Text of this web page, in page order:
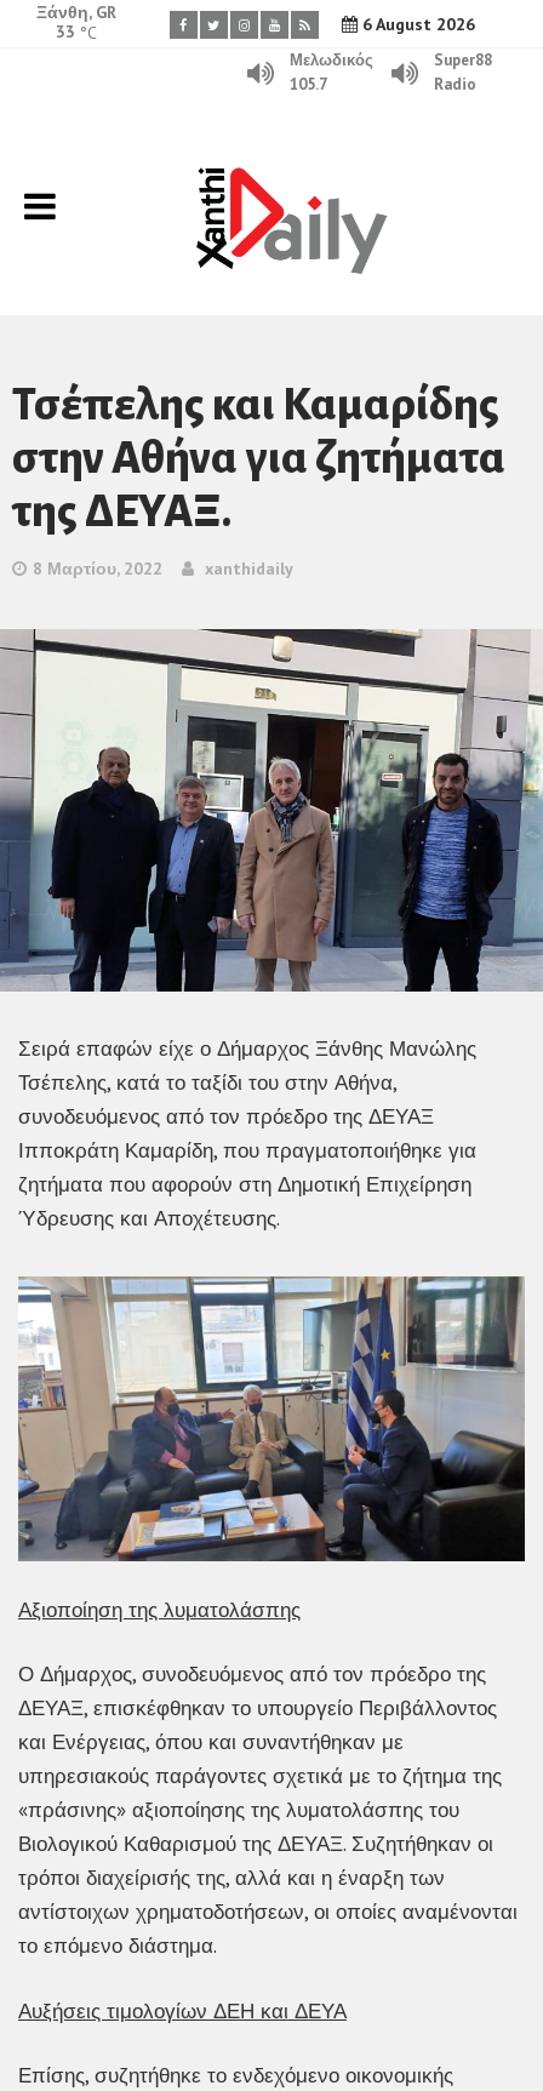
6 August 2026
Ξάνθη, GR
33 °C
Μελωδικός
105.7
Super88
Radio
Τσέπελης και Καμαρίδης
στην Αθήνα για ζητήματα
της ΔΕΥΑΞ.
8 Μαρτίου, 2022 xanthidaily
Σειρά επαφών είχε ο Δήμαρχος Ξάνθης Μανώλης
Τσέπελης, κατά το ταξίδι του στην Αθήνα,
συνοδευόμενος από τον πρόεδρο της ΔΕΥΑΞ
Ιπποκράτη Καμαρίδη, που πραγματοποιήθηκε για
ζητήματα που αφορούν στη Δημοτική Επιχείρηση
Ύδρευσης και Αποχέτευσης.
Αξιοποίηση της λυματολάσπης
Ο Δήμαρχος, συνοδευόμενος από τον πρόεδρο της
ΔΕΥΑΞ, επισκέφθηκαν το υπουργείο Περιβάλλοντος
και Ενέργειας, όπου και συναντήθηκαν με
υπηρεσιακούς παράγοντες σχετικά με το ζήτημα της
«πράσινης» αξιοποίησης της λυματολάσπης του
Βιολογικού Καθαρισμού της ΔΕΥΑΞ. Συζητήθηκαν οι
τρόποι διαχείρισής της, αλλά και η έναρξη των
αντίστοιχων χρηματοδοτήσεων, οι οποίες αναμένονται
το επόμενο διάστημα.
Αυξήσεις τιμολογίων ΔΕΗ και ΔΕΥΑ
Επίσης, συζητήθηκε το ενδεχόμενο οικονομικής